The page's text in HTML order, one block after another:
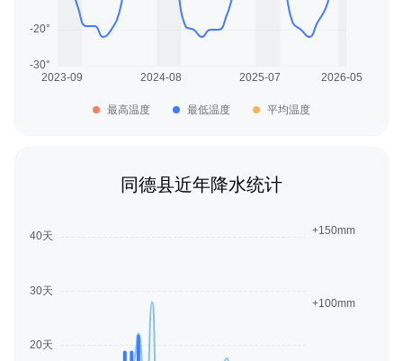
最高温度 最低温度 平均温度
同德县近年降水统计